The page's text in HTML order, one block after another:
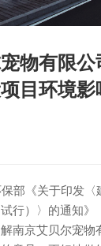
物有限
目环境
部《关于印发〈
行）〉的通知》
南京艾贝尔宠物